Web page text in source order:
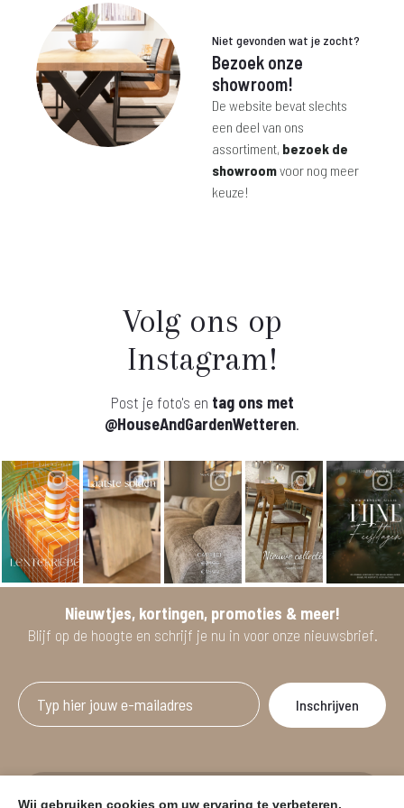
Niet gevonden wat je zocht?
Bezoek onze
showroom!
De website bevat slechts
een deel van ons
assortiment, bezoek de
showroomvoor nog meer
keuze!
Volg ons op
Instagram!
Post je foto's en tag ons met
@HouseAndGardenWetteren.
Nieuwtjes, kortingen, promoties & meer!
Blijf op de hoogte en schrijf je nu in voor onze nieuwsbrief.
Wij gebruiken cookies om uw ervaring te verbeteren.